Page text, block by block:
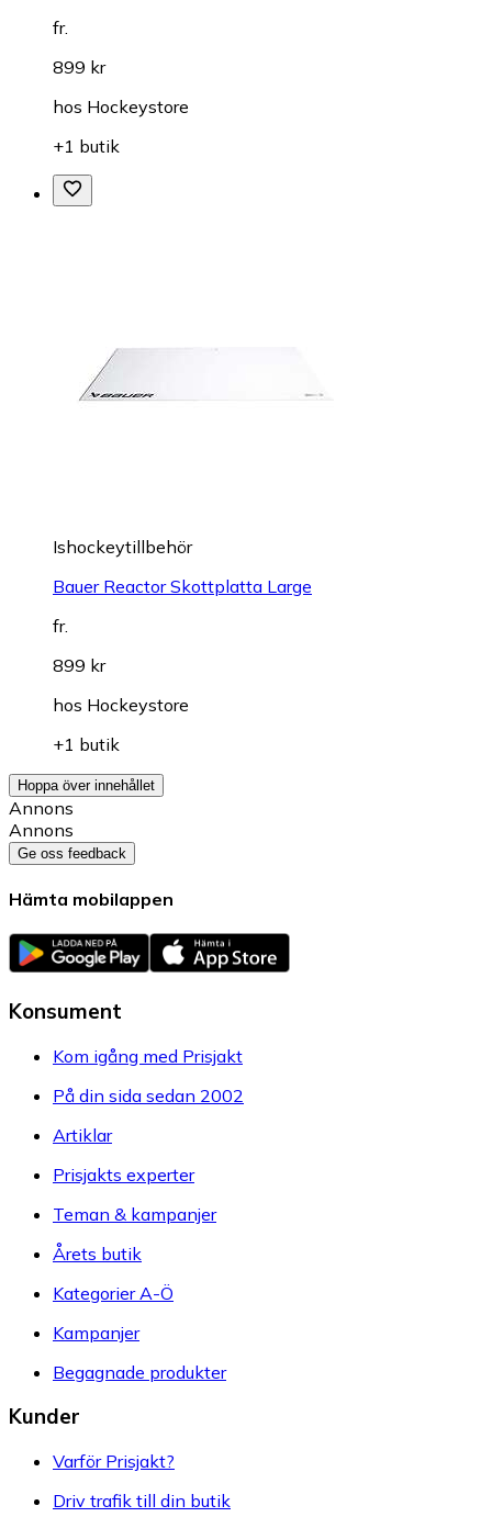
fr.
899 kr
hos Hockeystore
+1 butik
Ishockeytillbehör
Bauer Reactor Skottplatta Large
fr.
899 kr
hos Hockeystore
+1 butik
Hoppa över innehållet
Annons
Annons
Ge oss feedback
Hämta mobilappen
Konsument
Kom igång med Prisjakt
På din sida sedan 2002
Artiklar
Prisjakts experter
Teman & kampanjer
Årets butik
Kategorier A-Ö
Kampanjer
Begagnade produkter
Kunder
Varför Prisjakt?
Driv trafik till din butik